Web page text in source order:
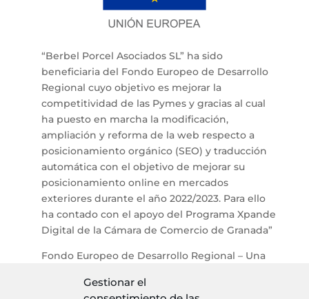
Gestionar el
“Berbel Porcel Asociados SL” ha sido
beneficiaria del Fondo Europeo de Desarrollo
Regional cuyo objetivo es mejorar la
competitividad de las Pymes y gracias al cual
ha puesto en marcha la modificación,
ampliación y reforma de la web respecto a
posicionamiento orgánico (SEO) y traducción
automática con el objetivo de mejorar su
posicionamiento online en mercados
exteriores durante el año 2022/2023. Para ello
ha contado con el apoyo del Programa Xpande
Digital de la Cámara de Comercio de Granada”
Fondo Europeo de Desarrollo Regional – Una